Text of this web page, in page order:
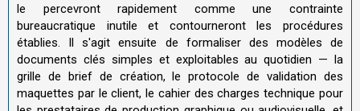
le percevront rapidement comme une contrainte
bureaucratique inutile et contourneront les procédures
établies. Il s'agit ensuite de formaliser des modèles de
documents clés simples et exploitables au quotidien — la
grille de brief de création, le protocole de validation des
maquettes par le client, le cahier des charges technique pour